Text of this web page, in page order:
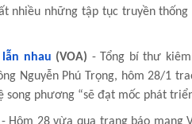
nhiều những tập tục truyền
nhau (VOA) - Tổng bí thư
Nguyễn Phú Trọng, hôm 28/1
phương “sẽ đạt mốc phát
- Hôm 28 vừa qua trang báo mạng